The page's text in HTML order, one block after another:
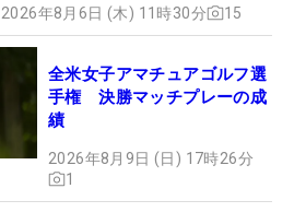
2026年8月6日 (木) 11時30分 15
全米女子アマチュアゴルフ選
手権 決勝マッチプレーの成
績
2026年8月9日 (日) 17時26分
1